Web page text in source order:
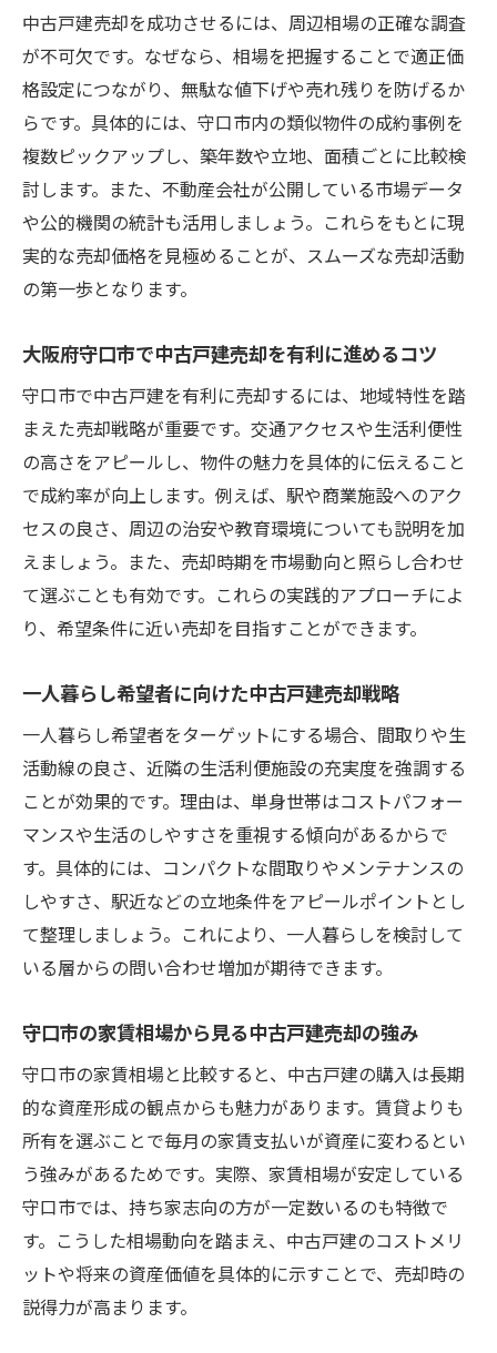
却の視点
中古戸建売却に役立つ守口市の最新動向
中古戸建売却市場の変化を守口市で読み解
く
守口市の家賃相場が中古戸建売却に与える
影響
大阪で女性の一人暮らし需要に合う中古戸
建売却
守口市賃貸市場のトレンドと中古戸建売却
の関係
守口市周辺の中古戸建売却で注目の動きと
は
家賃相場を知って中古戸建売却を有利に進める
方法
守口市家賃相場を活用した中古戸建売却の
コツ
大阪一人暮らし向け家賃相場と中古戸建売
却戦略
える影響
門真市と比較した守口市中古戸建売却の優
位性
女性目線で考える家賃相場と中古戸建売却
の関係
家賃安いエリアを意識した中古戸建売却の
ポイント
情
中古戸建売却に必要な守口市の生活環境把
握法
大阪の交通利便性が中古戸建売却に及ぼす
影響
守口市の一人暮らし賃貸需要を中古戸建売
却に活用
女性の安心感を意識した中古戸建売却の工
夫
中古戸建売却を成功させるには、周辺相場の正確な調査
が不可欠です。なぜなら、相場を把握することで適正価
格設定につながり、無駄な値下げや売れ残りを防げるか
らです。具体的には、守口市内の類似物件の成約事例を
複数ピックアップし、築年数や立地、面積ごとに比較検
討します。また、不動産会社が公開している市場データ
や公的機関の統計も活用しましょう。これらをもとに現
実的な売却価格を見極めることが、スムーズな売却活動
の第一歩となります。
大阪府守口市で中古戸建売却を有利に進めるコツ
守口市で中古戸建を有利に売却するには、地域特性を踏
まえた売却戦略が重要です。交通アクセスや生活利便性
の高さをアピールし、物件の魅力を具体的に伝えること
で成約率が向上します。例えば、駅や商業施設へのアク
セスの良さ、周辺の治安や教育環境についても説明を加
えましょう。また、売却時期を市場動向と照らし合わせ
て選ぶことも有効です。これらの実践的アプローチによ
り、希望条件に近い売却を目指すことができます。
一人暮らし希望者に向けた中古戸建売却戦略
一人暮らし希望者をターゲットにする場合、間取りや生
活動線の良さ、近隣の生活利便施設の充実度を強調する
ことが効果的です。理由は、単身世帯はコストパフォー
マンスや生活のしやすさを重視する傾向があるからで
す。具体的には、コンパクトな間取りやメンテナンスの
しやすさ、駅近などの立地条件をアピールポイントとし
て整理しましょう。これにより、一人暮らしを検討して
いる層からの問い合わせ増加が期待できます。
守口市の家賃相場から見る中古戸建売却の強み
守口市の家賃相場と比較すると、中古戸建の購入は長期
的な資産形成の観点からも魅力があります。賃貸よりも
所有を選ぶことで毎月の家賃支払いが資産に変わるとい
う強みがあるためです。実際、家賃相場が安定している
守口市では、持ち家志向の方が一定数いるのも特徴で
す。こうした相場動向を踏まえ、中古戸建のコストメリ
ットや将来の資産価値を具体的に示すことで、売却時の
説得力が高まります。